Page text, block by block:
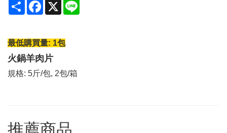
Share Facebook
X
最低購買量: 1包
火鍋羊肉片
規格: 5斤/包, 2包/箱